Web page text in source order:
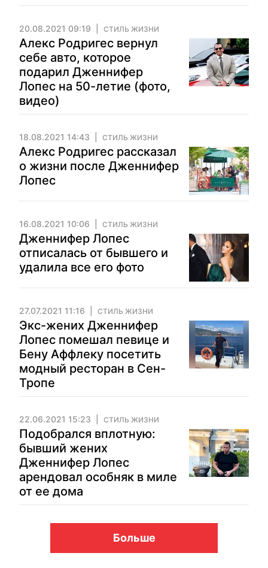
20.08.2021 09:19 СТИЛЬ ЖИЗНИ
Алекс Родригес вернул
себе авто, которое
подарил Дженнифер
Лопес на 50-летие (фото,
видео)
18.08.2021 14:43 СТИЛЬ ЖИЗНИ
Алекс Родригес рассказал
о жизни после Дженнифер
Лопес
16.08.2021 10:06 СТИЛЬ ЖИЗНИ
Дженнифер Лопес
отписалась от бывшего и
удалила все его фото
27.07.2021 11:16 СТИЛЬ ЖИЗНИ
Экс-жених Дженнифер
Лопес помешал певице и
Бену Аффлеку посетить
модный ресторан в Сен-
Тропе
22.06.2021 15:23 СТИЛЬ ЖИЗНИ
Подобрался вплотную:
бывший жених
Дженнифер Лопес
арендовал особняк в миле
от ее дома
Больше